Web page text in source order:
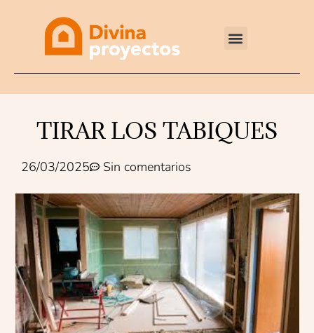
TIRAR LOS TABIQUES
26/03/2025 Sin comentarios